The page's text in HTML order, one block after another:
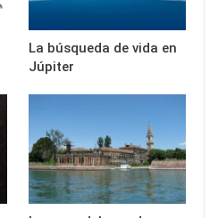
La búsqueda de vida en
Júpiter